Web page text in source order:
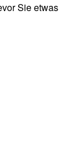
Sie etwas